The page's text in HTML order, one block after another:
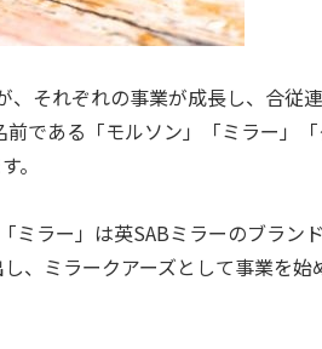
それぞれの事業が成長し、合従
である「モルソン」「ミラー」「
。
ミラー」は英SABミラーのブラン
、ミラークアーズとして事業を始